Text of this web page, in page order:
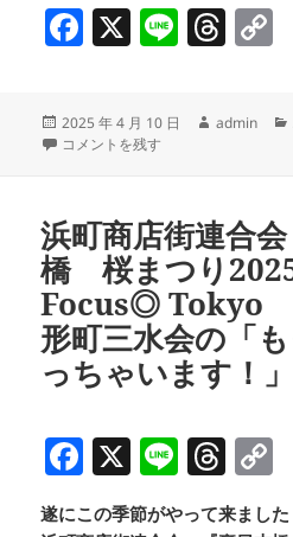
F
c
e
o
o
k
X Li T
a
s n
投
稿
2025 年 4 月 10 日
作
admin
！AMAZING GINZA！ / 観光協
コメントを残す
浜町商店街連合
橋 桜まつり
Focus◎ Tokyo
形町三水会の「
っちゃいます！」
F
a
X Li
n
T
h o
遂にこの季節がやって来まし